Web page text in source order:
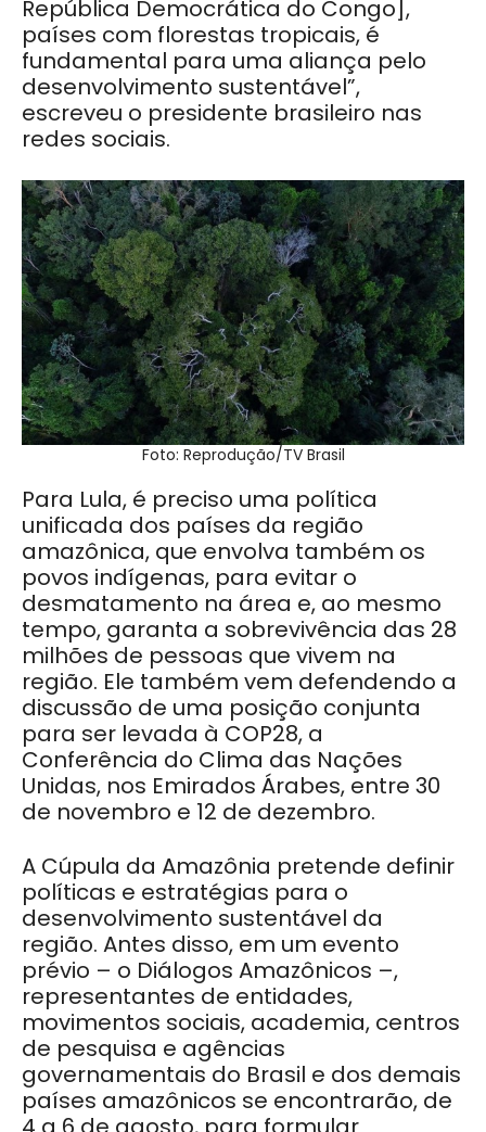
República Democrática do Congo],
países com florestas tropicais, é
fundamental para uma aliança pelo
desenvolvimento sustentável”,
escreveu o presidente brasileiro nas
redes sociais.
Foto: Reprodução/TV Brasil
Para Lula, é preciso uma política
unificada dos países da região
amazônica, que envolva também os
povos indígenas, para evitar o
desmatamento na área e, ao mesmo
tempo, garanta a sobrevivência das 28
milhões de pessoas que vivem na
região. Ele também vem defendendo a
discussão de uma posição conjunta
para ser levada à COP28, a
Conferência do Clima das Nações
Unidas, nos Emirados Árabes, entre 30
de novembro e 12 de dezembro.
A Cúpula da Amazônia pretende definir
políticas e estratégias para o
desenvolvimento sustentável da
região. Antes disso, em um evento
prévio – o Diálogos Amazônicos –,
representantes de entidades,
movimentos sociais, academia, centros
de pesquisa e agências
governamentais do Brasil e dos demais
países amazônicos se encontrarão, de